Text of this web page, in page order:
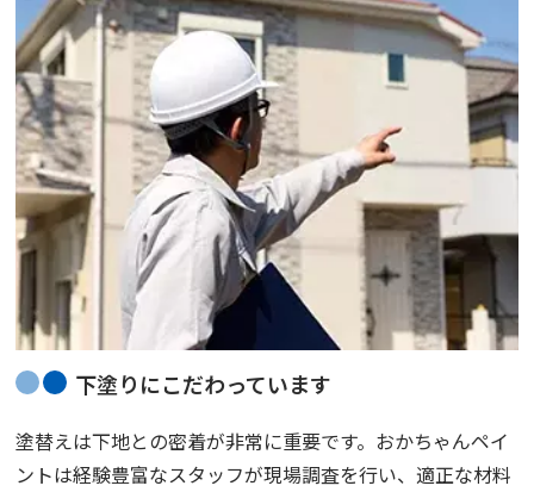
下塗りにこだわっています
塗替えは下地との密着が非常に重要です。おかちゃんペイ
ントは経験豊富なスタッフが現場調査を行い、適正な材料